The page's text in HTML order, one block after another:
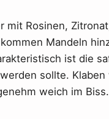
Rosinen,
Mandeln
ist die
sollte.
weich im